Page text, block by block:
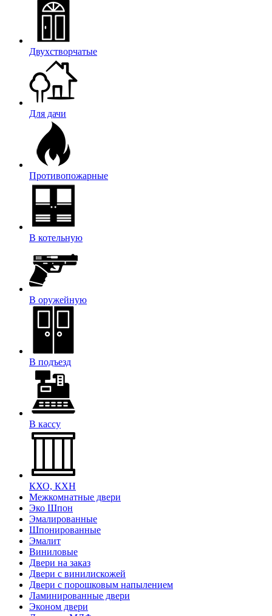
Двухстворчатые
Для дачи
Противопожарные
В котельную
В оружейную
В подъезд
В кассу
КХО, КХН
Межкомнатные двери
Эко Шпон
Эмалированные
Шпонированные
Эмалит
Виниловые
Двери на заказ
Двери с винилискожей
Двери с порошковым напылением
Ламинированные двери
Эконом двери